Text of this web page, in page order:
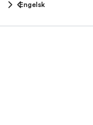
Engelsk